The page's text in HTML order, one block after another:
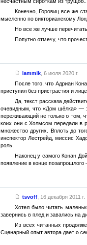
Конечно, Горовиц все же
мысленно по викторианскому
Но все же лучше
Попутно отмечу, что
lammik, 6 июля 2020 г.
После того, что Адриан
приступил без пристрастия и
Да, текст рассказа
очевидным, что «Дом шёлка» —
переживающий не только о том,
коих они с Холмсом передали в
множество других. Вплоть до
инспектор Лестрейд, миссис
роль.
Наконец у самого Конан
появление в конце
tsvoff, 16 декабря 2011 г.
Хотел было читать
завернись в плед и завались на
Из всех читанных
Сценарный опыт автора дает о